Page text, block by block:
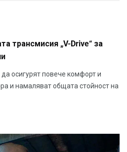
трансмисия „V-Drive“ за
осигурят повече комфорт и
и намаляват общата стойност на